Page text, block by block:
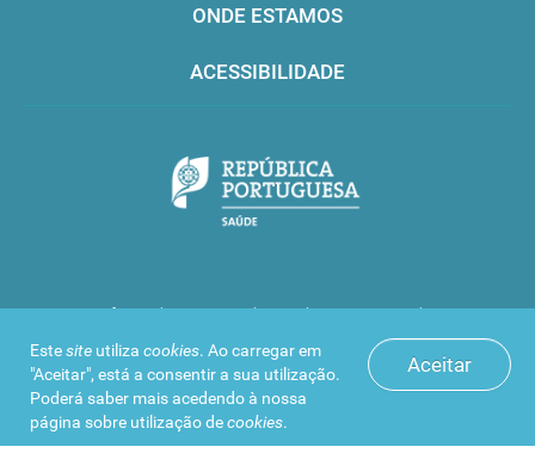
Aceitar
Estesite utiliza cookies. Ao carregar em
"Aceitar", está a consentir a sua utilização.
Poderá saber mais acedendo à nossa
página sobre utilização decookies.
ONDE ESTAMOS
ACESSIBILIDADE
Infarmed © 2016. Todos os direitos reservados